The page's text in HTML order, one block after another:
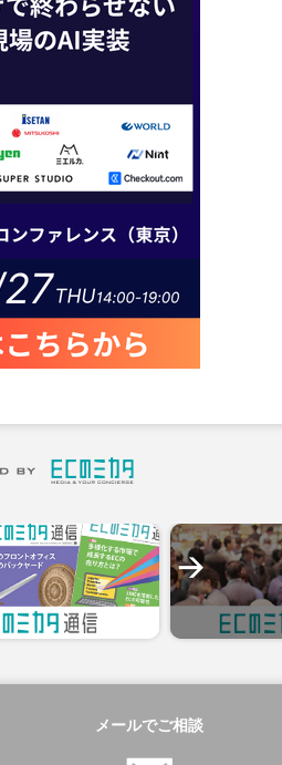
メールでご相談